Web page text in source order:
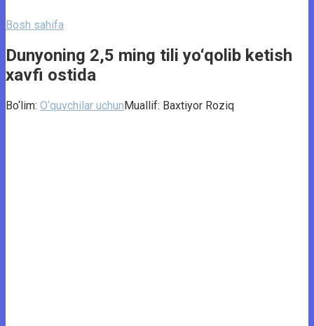
Bosh sahifa
Dunyoning 2,5 ming tili yo‘qolib ketish
xavfi ostida
Bo‘lim: O‘quvchilar uchunMuallif: Baxtiyor Roziq